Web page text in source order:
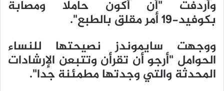
وأردفت "أن أكون حاملا ومصابة
بكوفيد-19 أمر مقلق بالطبع".
ووجهت سايموندز نصيحتها للنساء
الحوامل "أرجو أن تقرأن وتتبعن الإرشادات
المحدثة والتي وجدتها مطمئنة جدا".